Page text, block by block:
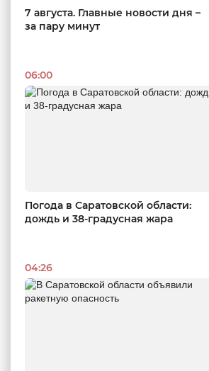
7 августа. Главные новости дня –
за пару минут
06:00
Погода в Саратовской области:
дождь и 38-градусная жара
04:26